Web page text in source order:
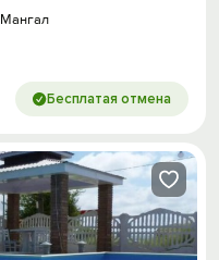
Мангал
Бесплатая отмена